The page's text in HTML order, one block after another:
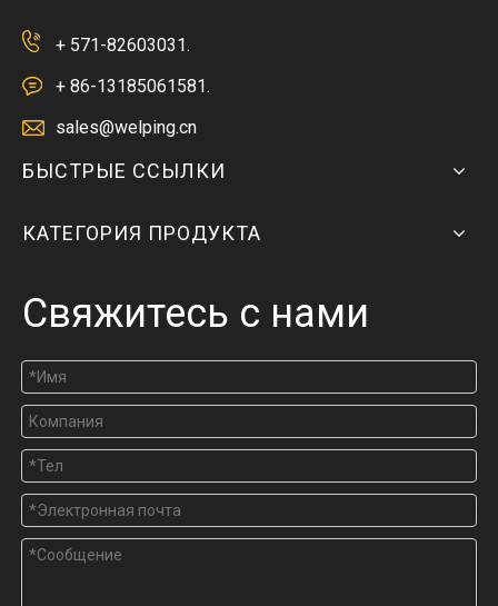
+ 571-82603031.
+ 86-13185061581.
sales@welping.cn
БЫСТРЫЕ ССЫЛКИ
КАТЕГОРИЯ ПРОДУКТА
Свяжитесь с нами